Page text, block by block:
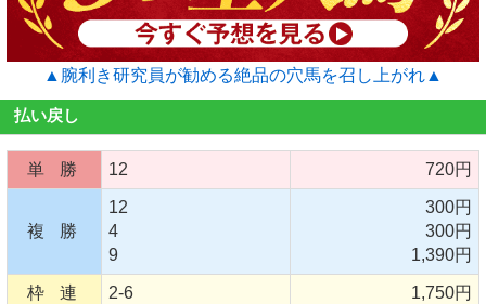
▲腕利き研究員が勧める絶品の穴馬を召し上がれ▲
払い戻し
単 勝 12 720円
複 勝
12
4
9
300円
300円
1,390円
枠 連 2-6 1,750円